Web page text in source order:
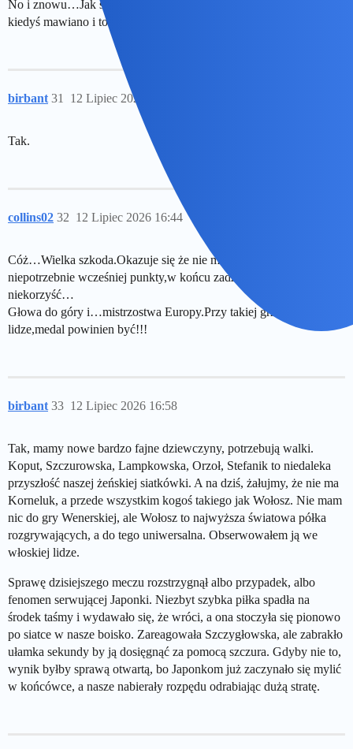
No i znowu…Jak się nie wygrywa 3:0 to się przegrywa 2:3…Tak
kiedyś mawiano i to jak koszmar,lubi czasem wracać…
birbant 12 Lipiec 2026 15:31
31
Tak.
collins02 12 Lipiec 2026 16:44
32
Cóż…Wielka szkoda.Okazuje się że nie miałem racji i potracone
niepotrzebnie wcześniej punkty,w końcu zadziałały na naszą
niekorzyść…
Głowa do góry i…mistrzostwa Europy.Przy takiej grze jak w
lidze,medal powinien być!!!
birbant 12 Lipiec 2026 16:58
33
Tak, mamy nowe bardzo fajne dziewczyny, potrzebują walki.
Koput, Szczurowska, Lampkowska, Orzoł, Stefanik to niedaleka
przyszłość naszej żeńskiej siatkówki. A na dziś, żałujmy, że nie ma
Korneluk, a przede wszystkim kogoś takiego jak Wołosz. Nie mam
nic do gry Wenerskiej, ale Wołosz to najwyższa światowa półka
rozgrywających, a do tego uniwersalna. Obserwowałem ją we
włoskiej lidze.
Sprawę dzisiejszego meczu rozstrzygnął albo przypadek, albo
fenomen serwującej Japonki. Niezbyt szybka piłka spadła na
środek taśmy i wydawało się, że wróci, a ona stoczyła się pionowo
po siatce w nasze boisko. Zareagowała Szczygłowska, ale zabrakło
ułamka sekundy by ją dosięgnąć za pomocą szczura. Gdyby nie to,
wynik byłby sprawą otwartą, bo Japonkom już zaczynało się mylić
w końcówce, a nasze nabierały rozpędu odrabiając dużą stratę.